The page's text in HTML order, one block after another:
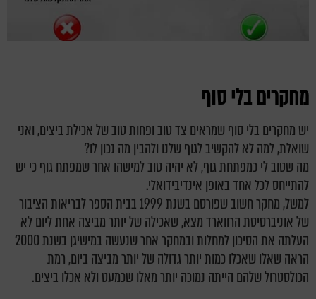
מחקרים בלי סוף
יש מחקרים בלי סוף שמראים צד טוב ופחות טוב של אכילת ביצים, ואני
שואלת, למה לא להקשיב לגוף שלנו ולהבין מה נכון לו?
מה שטוב לי כמפתחת גוף, לא יהיה טוב למישהו אחר שמפתח גוף כי יש
להתייחס לכל אחד באופן אינדיבידואלי.
למשל, מחקר חשוב שפורסם בשנת 1999 בבית הספר לבריאות הציבור
של אוניברסיטת הרווארד מצא, שאכילה של יותר מביצה אחת ליום לא
העלתה את הסיכון למחלות ובמחקר אחר שנעשה במישיגן בשנת 2000
הראה שאלו שאכלו כמות יותר גדולה של יותר מביצה ביום, רמת
הכולסטרול שלהם הייתה נמוכה יותר מאלו שכמעט ולא אכלו ביצים.